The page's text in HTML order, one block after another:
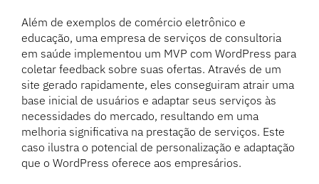
Além de exemplos de comércio eletrônico e
educação, uma empresa de serviços de consultoria
em saúde implementou um MVP com WordPress para
coletar feedback sobre suas ofertas. Através de um
site gerado rapidamente, eles conseguiram atrair uma
base inicial de usuários e adaptar seus serviços às
necessidades do mercado, resultando em uma
melhoria significativa na prestação de serviços. Este
caso ilustra o potencial de personalização e adaptação
que o WordPress oferece aos empresários.